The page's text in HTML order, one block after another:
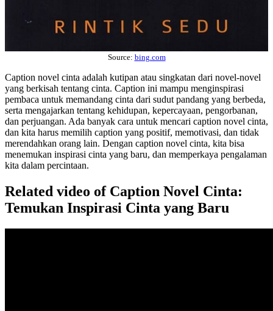
Source: bing.com
Caption novel cinta adalah kutipan atau singkatan dari novel-novel
yang berkisah tentang cinta. Caption ini mampu menginspirasi
pembaca untuk memandang cinta dari sudut pandang yang berbeda,
serta mengajarkan tentang kehidupan, kepercayaan, pengorbanan,
dan perjuangan. Ada banyak cara untuk mencari caption novel cinta,
dan kita harus memilih caption yang positif, memotivasi, dan tidak
merendahkan orang lain. Dengan caption novel cinta, kita bisa
menemukan inspirasi cinta yang baru, dan memperkaya pengalaman
kita dalam percintaan.
Related video of Caption Novel Cinta:
Temukan Inspirasi Cinta yang Baru